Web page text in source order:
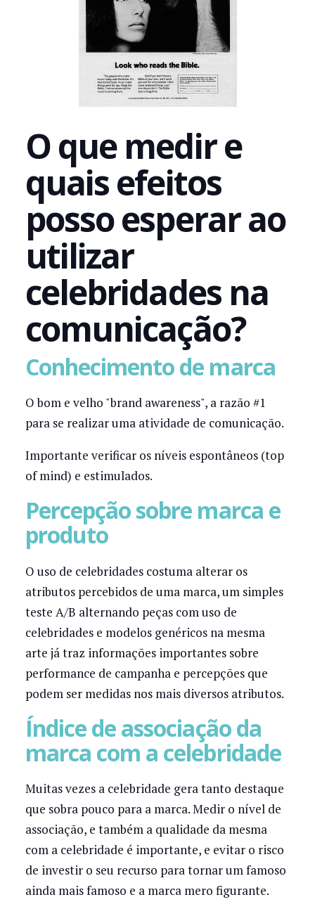
O que medir e
quais efeitos
posso esperar ao
utilizar
celebridades na
comunicação?
Conhecimento de marca
O bom e velho "brand awareness", a razão #1
para se realizar uma atividade de comunicação.
Importante verificar os níveis espontâneos (top
of mind) e estimulados.
Percepção sobre marca e
produto
O uso de celebridades costuma alterar os
atributos percebidos de uma marca, um simples
teste A/B alternando peças com uso de
celebridades e modelos genéricos na mesma
arte já traz informações importantes sobre
performance de campanha e percepções que
podem ser medidas nos mais diversos atributos.
Índice de associação da
marca com a celebridade
Muitas vezes a celebridade gera tanto destaque
que sobra pouco para a marca. Medir o nível de
associação, e também a qualidade da mesma
com a celebridade é importante, e evitar o risco
de investir o seu recurso para tornar um famoso
ainda mais famoso e a marca mero figurante.